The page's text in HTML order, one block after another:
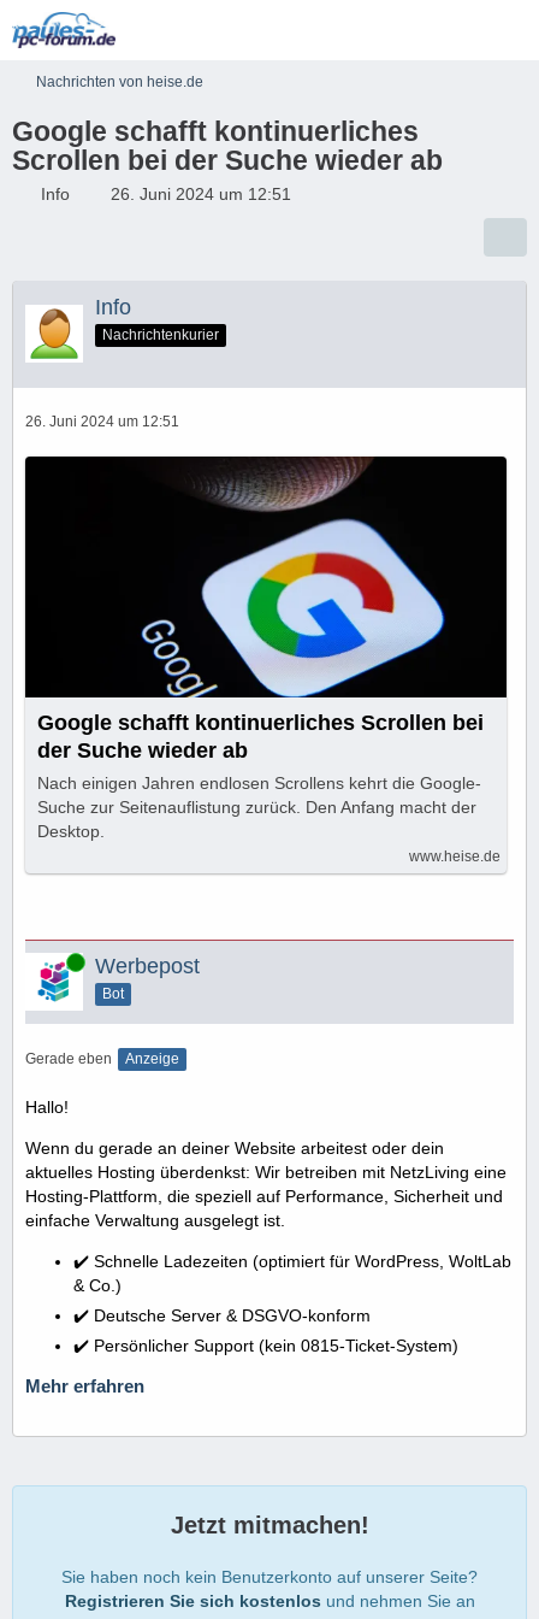
Nachrichten von heise.de
Google schafft kontinuerliches
Scrollen bei der Suche wieder ab
Info 26. Juni 2024 um 12:51
Info
Nachrichtenkurier
26. Juni 2024 um 12:51
Google schafft kontinuerliches Scrollen bei
der Suche wieder ab
Nach einigen Jahren endlosen Scrollens kehrt die Google-
Suche zur Seitenauflistung zurück. Den Anfang macht der
Desktop.
www.heise.de
Online Werbepost
Bot
Gerade eben Anzeige
Hallo!
Wenn du gerade an deiner Website arbeitest oder dein
aktuelles Hosting überdenkst: Wir betreiben mit NetzLiving eine
Hosting-Plattform, die speziell auf Performance, Sicherheit und
einfache Verwaltung ausgelegt ist.
✔️ Schnelle Ladezeiten (optimiert für WordPress, WoltLab
& Co.)
✔️ Deutsche Server & DSGVO-konform
✔️ Persönlicher Support (kein 0815-Ticket-System)
Mehr erfahren
Jetzt mitmachen!
Sie haben noch kein Benutzerkonto auf unserer Seite?
Registrieren Sie sich kostenlos und nehmen Sie an